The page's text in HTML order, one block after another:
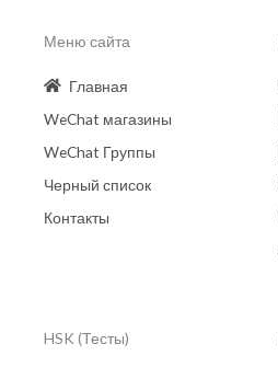
Меню сайта
Главная
WeChat магазины
WeChat Группы
Черный список
Контакты
HSK (Тесты)